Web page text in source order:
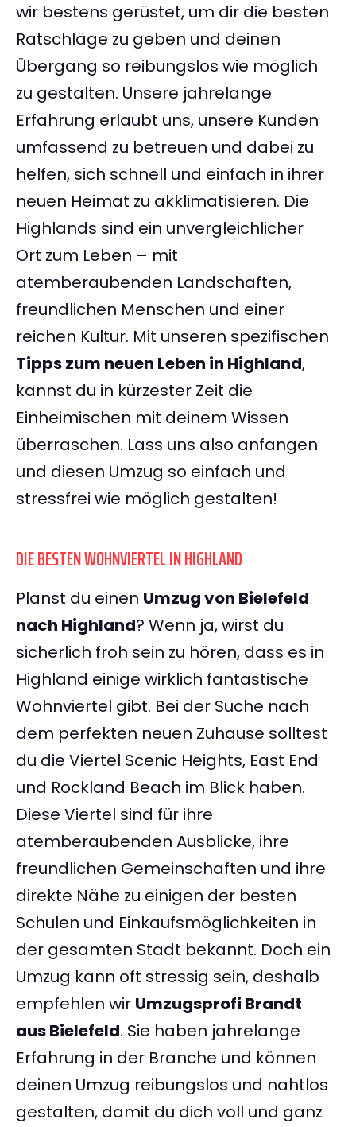
wir bestens gerüstet, um dir die besten
Ratschläge zu geben und deinen
Übergang so reibungslos wie möglich
zu gestalten. Unsere jahrelange
Erfahrung erlaubt uns, unsere Kunden
umfassend zu betreuen und dabei zu
helfen, sich schnell und einfach in ihrer
neuen Heimat zu akklimatisieren. Die
Highlands sind ein unvergleichlicher
Ort zum Leben – mit
atemberaubenden Landschaften,
freundlichen Menschen und einer
reichen Kultur. Mit unseren spezifischen
Tipps zum neuen Leben in Highland,
kannst du in kürzester Zeit die
Einheimischen mit deinem Wissen
überraschen. Lass uns also anfangen
und diesen Umzug so einfach und
stressfrei wie möglich gestalten!
DIE BESTEN WOHNVIERTEL IN HIGHLAND
Planst du einen Umzug von Bielefeld
nach Highland? Wenn ja, wirst du
sicherlich froh sein zu hören, dass es in
Highland einige wirklich fantastische
Wohnviertel gibt. Bei der Suche nach
dem perfekten neuen Zuhause solltest
du die Viertel Scenic Heights, East End
und Rockland Beach im Blick haben.
Diese Viertel sind für ihre
atemberaubenden Ausblicke, ihre
freundlichen Gemeinschaften und ihre
direkte Nähe zu einigen der besten
Schulen und Einkaufsmöglichkeiten in
der gesamten Stadt bekannt. Doch ein
Umzug kann oft stressig sein, deshalb
empfehlen wir Umzugsprofi Brandt
aus Bielefeld. Sie haben jahrelange
Erfahrung in der Branche und können
deinen Umzug reibungslos und nahtlos
gestalten, damit du dich voll und ganz